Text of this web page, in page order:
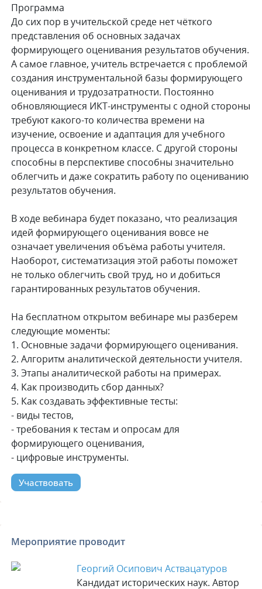
Программа
До сих пор в учительской среде нет чёткого
представления об основных задачах
формирующего оценивания результатов обучения.
А самое главное, учитель встречается с проблемой
создания инструментальной базы формирующего
оценивания и трудозатратности. Постоянно
обновляющиеся ИКТ-инструменты с одной стороны
требуют какого-то количества времени на
изучение, освоение и адаптация для учебного
процесса в конкретном классе. С другой стороны
способны в перспективе способны значительно
облегчить и даже сократить работу по оцениванию
результатов обучения.
В ходе вебинара будет показано, что реализация
идей формирующего оценивания вовсе не
означает увеличения объёма работы учителя.
Наоборот, систематизация этой работы поможет
не только облегчить свой труд, но и добиться
гарантированных результатов обучения.
На бесплатном открытом вебинаре мы разберем
следующие моменты:
1. Основные задачи формирующего оценивания.
2. Алгоритм аналитической деятельности учителя.
3. Этапы аналитической работы на примерах.
4. Как производить сбор данных?
5. Как создавать эффективные тесты:
- виды тестов,
- требования к тестам и опросам для
формирующего оценивания,
- цифровые инструменты.
Участвовать
Мероприятие проводит
Георгий Осипович Аствацатуров
Кандидат исторических наук. Автор